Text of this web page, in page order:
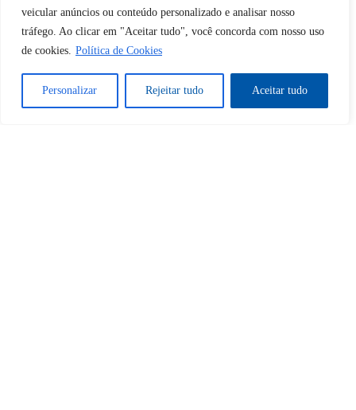
veicular anúncios ou conteúdo personalizado e analisar nosso
tráfego. Ao clicar em "Aceitar tudo", você concorda com nosso uso
de cookies. Política de Cookies
Personalizar Rejeitar tudo Aceitar tudo
Tem certeza de que deseja
desbloquear esta publicação?
Desbloquear esquerda : 0